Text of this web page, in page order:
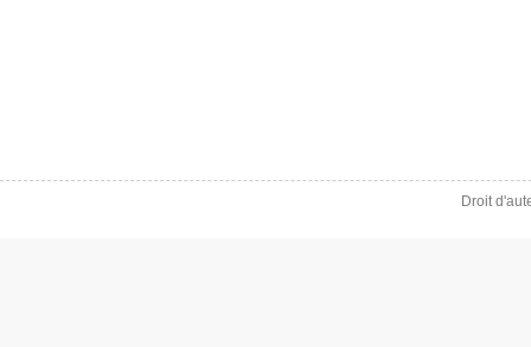
Droit